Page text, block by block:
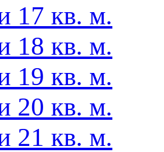
17 кв. м.
18 кв. м.
19 кв. м.
20 кв. м.
21 кв. м.